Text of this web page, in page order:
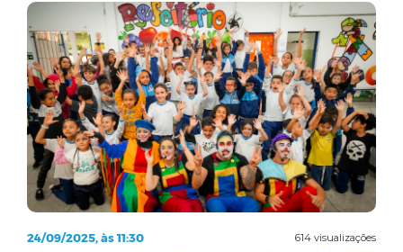
614 visualizações
24/09/2025, às 11:30